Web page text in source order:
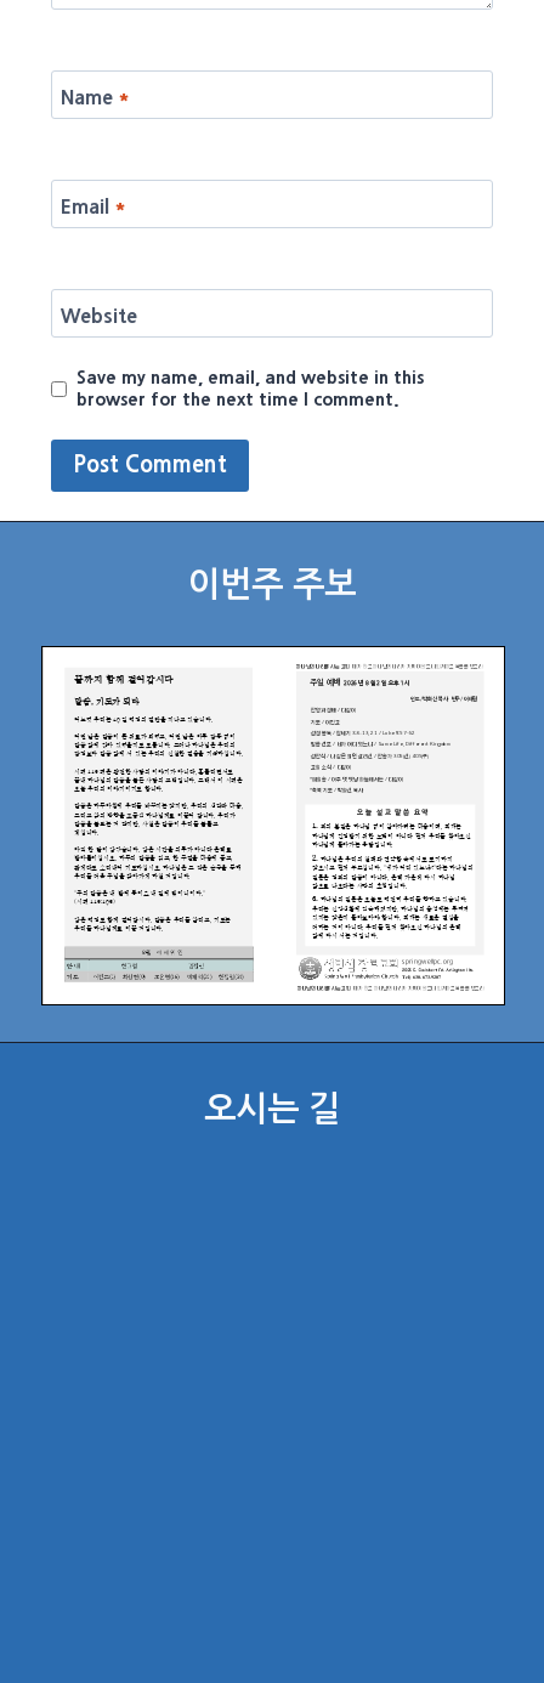
Name *
Email *
Website
Save my name, email, and website in this
browser for the next time I comment.
이번주 주보
오시는 길